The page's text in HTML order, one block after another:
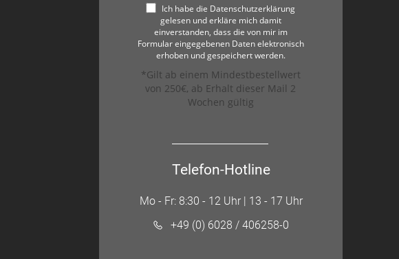
Ich habe die Datenschutzerklärung
gelesen und erkläre mich damit
einverstanden, dass die von mir im
Formular eingegebenen Daten elektronisch
erhoben und gespeichert werden.
*Gilt ab einem Mindestbestellwert
von 250€, ab Erhalt dieser Mail 2
Wochen gültig
Telefon-Hotline
Mo - Fr: 8:30 - 12 Uhr | 13 - 17 Uhr
+49 (0) 6028 / 406258-0